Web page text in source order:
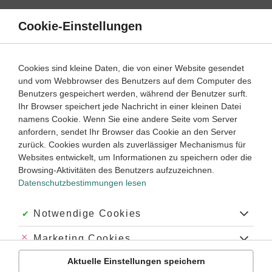
Direkt
Inhalt
Ableitung – einfach erklärt
Klassenstufe: 10 Oberstufe
Was ist eine Ableitung?
Wie viele Ableitungen gibt es?
Was ist die anschauliche Bedeutung der Ableitungen?
Was ist eine Ableitung?
Eine Ableitung ist der Grenzwert des Differenzenquotienten
Cookie-Einstellungen
Cookies sind kleine Daten, die von einer Website gesendet
und vom Webbrowser des Benutzers auf dem Computer des
Benutzers gespeichert werden, während der Benutzer surft.
Ihr Browser speichert jede Nachricht in einer kleinen Datei
namens Cookie. Wenn Sie eine andere Seite vom Server
anfordern, sendet Ihr Browser das Cookie an den Server
zurück. Cookies wurden als zuverlässiger Mechanismus für
Websites entwickelt, um Informationen zu speichern oder die
Browsing-Aktivitäten des Benutzers aufzuzeichnen.
Datenschutzbestimmungen lesen
Akzeptiert:
Notwendige Cookies
Abgelehnt:
Marketing Cookies
Abgelehnt:
Personalisierungs-Cookies
Aktuelle Einstellungen speichern